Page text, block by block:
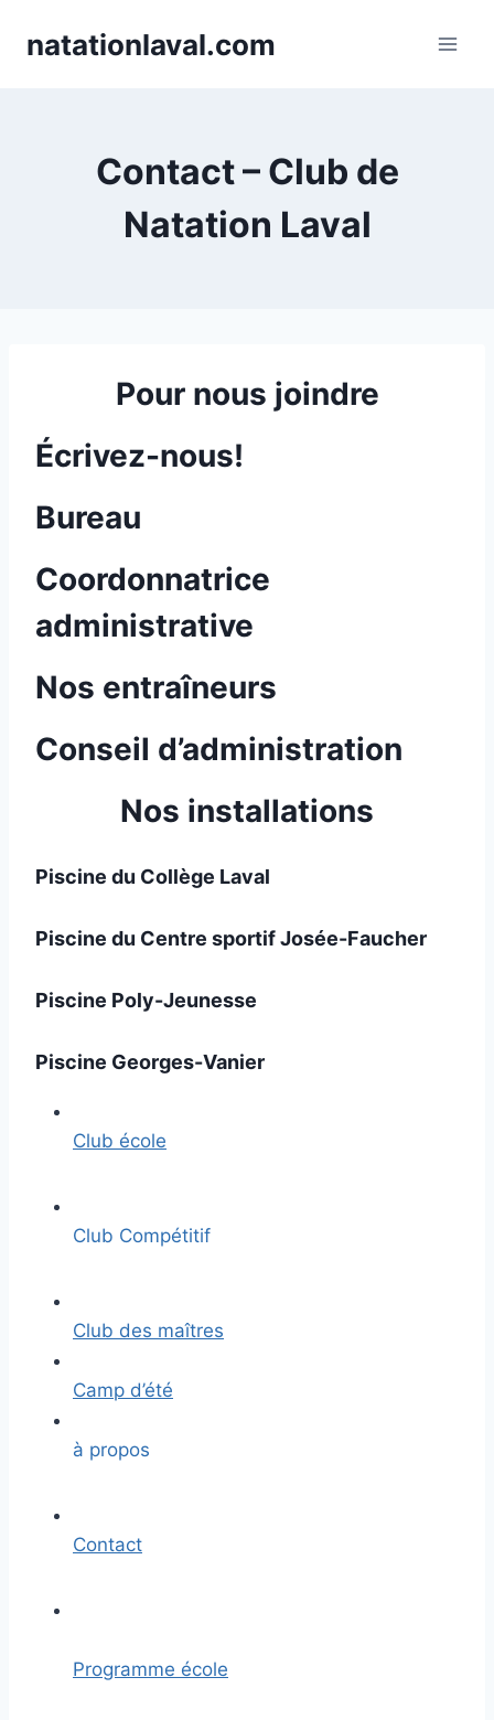
natationlaval.com
Contact – Club de
Natation Laval
Pour nous joindre
Écrivez-nous!
Bureau
Coordonnatrice
administrative
Nos entraîneurs
Conseil d’administration
Nos installations
Piscine du Collège Laval
Piscine du Centre sportif Josée-Faucher
Piscine Poly-Jeunesse
Piscine Georges-Vanier
Club école
Club Compétitif
Club des maîtres
Camp d’été
à propos
Contact
Programme école